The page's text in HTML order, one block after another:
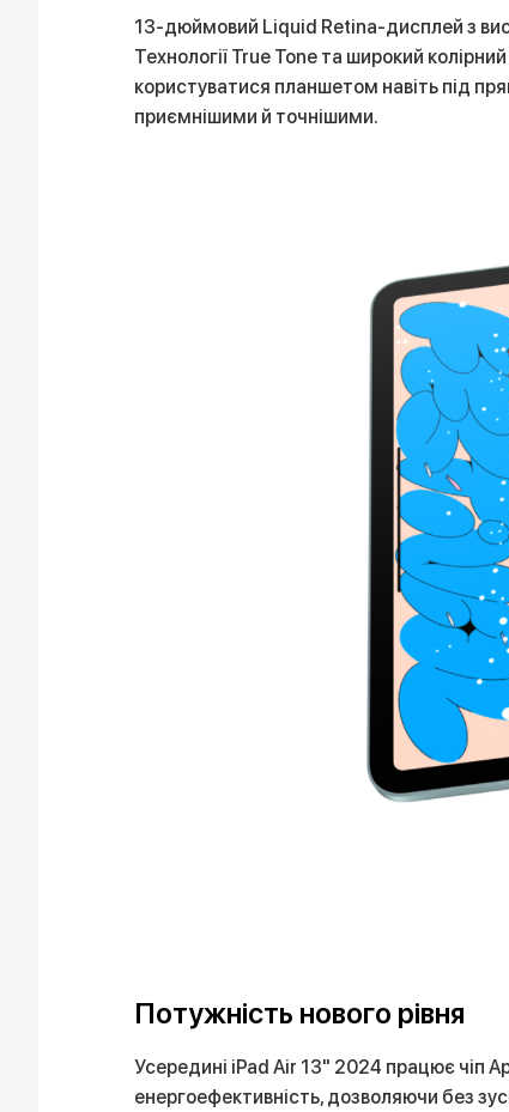
13-дюймовий Liquid Retina-дисплей з
Технології True Tone та широкий
користуватися планшетом навіть під
приємнішими й точнішими.
Потужність нового рівня
Усередині iPad Air 13" 2024 працює чіп
енергоефективність, дозволяючи без